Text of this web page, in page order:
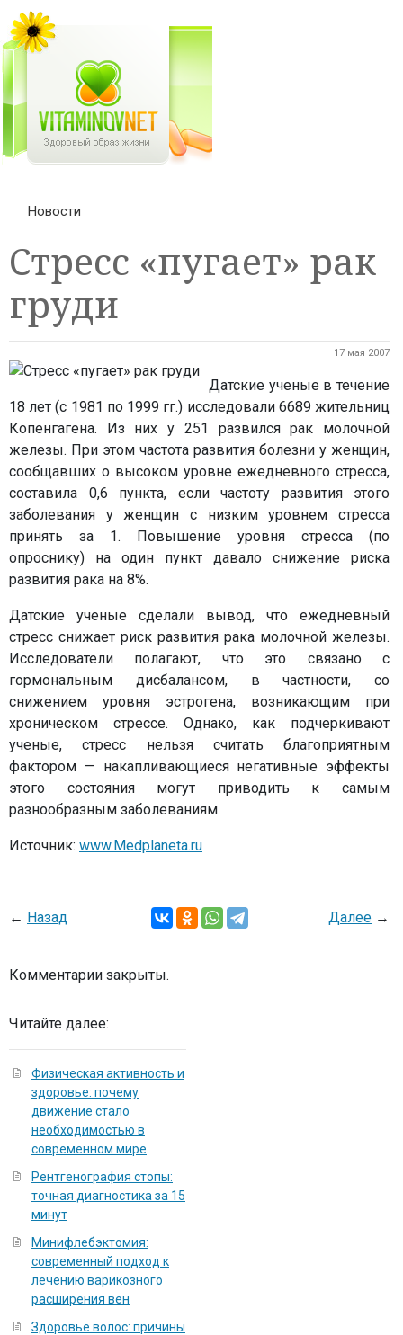
Новости
Стресс «пугает» рак
груди
17 мая 2007
Датские ученые в течение
18 лет (с 1981 по 1999 гг.) исследовали 6689 жительниц
Копенгагена. Из них у 251 развился рак молочной
железы. При этом частота развития болезни у женщин,
сообщавших о высоком уровне ежедневного стресса,
составила 0,6 пункта, если частоту развития этого
заболевания у женщин с низким уровнем стресса
принять за 1. Повышение уровня стресса (по
опроснику) на один пункт давало снижение риска
развития рака на 8%.
Датские ученые сделали вывод, что ежедневный
стресс снижает риск развития рака молочной железы.
Исследователи полагают, что это связано с
гормональным дисбалансом, в частности, со
снижением уровня эстрогена, возникающим при
хроническом стрессе. Однако, как подчеркивают
ученые, стресс нельзя считать благоприятным
фактором — накапливающиеся негативные эффекты
этого состояния могут приводить к самым
разнообразным заболеваниям.
Источник: www.Medplaneta.ru
← Назад Далее →
Комментарии закрыты.
Читайте далее:
Физическая активность и
здоровье: почему
движение стало
необходимостью в
современном мире
Рентгенография стопы:
точная диагностика за 15
минут
Минифлебэктомия:
современный подход к
лечению варикозного
расширения вен
Здоровье волос: причины